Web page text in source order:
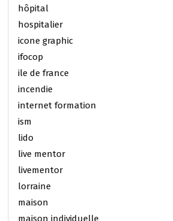
hôpital
hospitalier
icone graphic
ifocop
ile de france
incendie
internet formation
ism
lido
live mentor
livementor
lorraine
maison
maison individuelle